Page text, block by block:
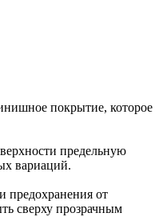
покрытие, которое
предельную
вариаций.
предохранения от
сверху прозрачным